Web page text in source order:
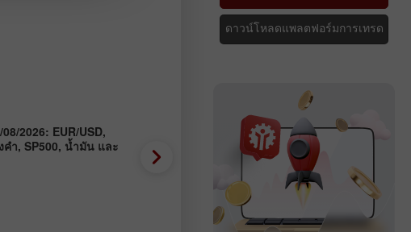
2026: EUR/USD,
คำ, SP500, น้ำมัน และ
การวิเคราะห์แนวโน้ม Forex
EUR/USD, USD/JPY, GBP/
BTC
2026-08-04 UTC+3
ดาวน์โหลดแพลตฟอร์มการเทรด